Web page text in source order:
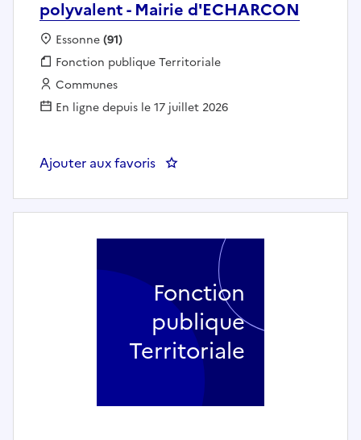
polyvalent - Mairie d'ECHARCON
Localisation :
Essonne(91)
Fonction publique :
Fonction publique Territoriale
Employeur :
Communes
En ligne depuis le 17 juillet 2026
Ajouter aux favoris : Agent d'accueil et
Fonction
publique
Territoriale